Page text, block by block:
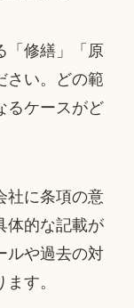
「修繕」「原
さい。どの範
るケースがど
社に条項の意
体的な記載が
ルや過去の対
す。